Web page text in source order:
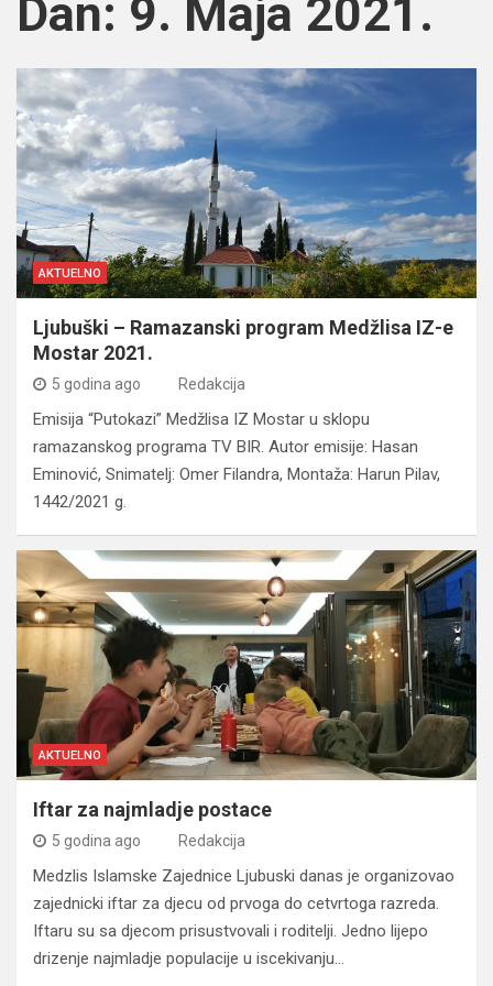
Dan: 9. Maja 2021.
AKTUELNO
Ljubuški – Ramazanski program Medžlisa IZ-e
Mostar 2021.
5 godina ago Redakcija
Emisija “Putokazi” Medžlisa IZ Mostar u sklopu
ramazanskog programa TV BIR. Autor emisije: Hasan
Eminović, Snimatelj: Omer Filandra, Montaža: Harun Pilav,
1442/2021 g.
AKTUELNO
Iftar za najmladje postace
5 godina ago Redakcija
Medzlis Islamske Zajednice Ljubuski danas je organizovao
zajednicki iftar za djecu od prvoga do cetvrtoga razreda.
Iftaru su sa djecom prisustvovali i roditelji. Jedno lijepo
drizenje najmladje populacije u iscekivanju…